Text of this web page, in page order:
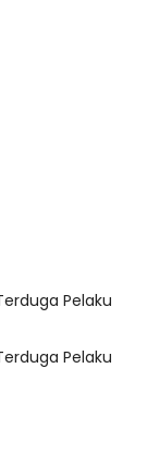
Pelaku
Pelaku